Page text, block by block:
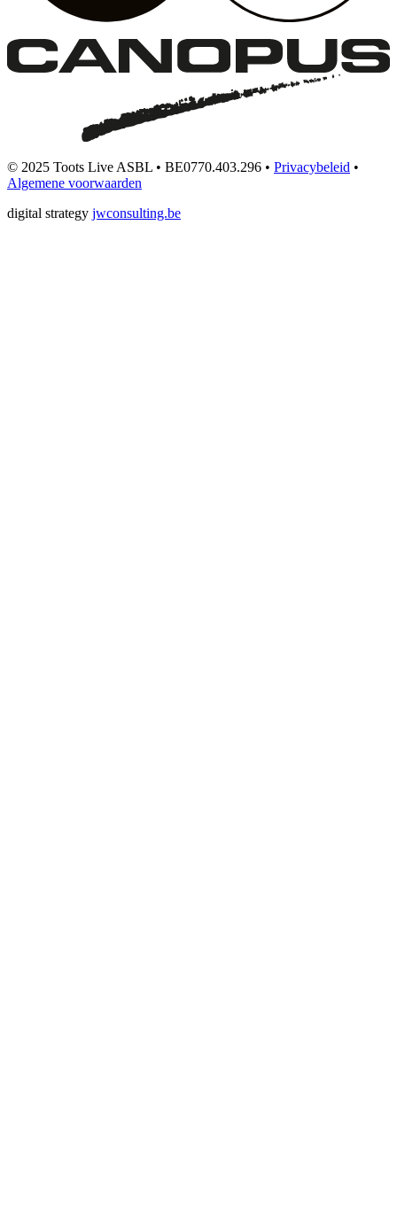
© 2025 Toots Live ASBL • BE0770.403.296 • Privacybeleid •
Algemene voorwaarden
digital strategy jwconsulting.be